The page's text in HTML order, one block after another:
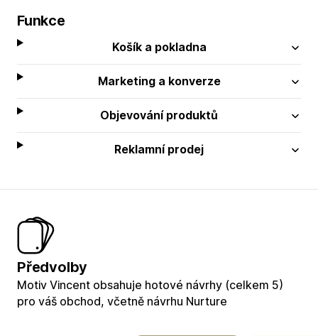
Funkce
Košík a pokladna
Marketing a konverze
Objevování produktů
Reklamní prodej
Předvolby
Motiv Vincent obsahuje hotové návrhy (celkem 5)
pro váš obchod, včetně návrhu Nurture